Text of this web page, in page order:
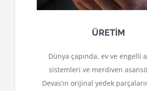
ÜRETİM
Dünya çapında, ev ve engelli
sistemleri ve merdiven
Devas’ın orijinal yedek